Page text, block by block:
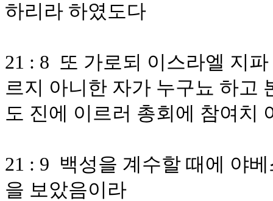
하리라 하였도다
21 : 8 또 가로되 이스라엘 지
르지 아니한 자가 누구뇨 하고
도 진에 이르러 총회에 참여치
21 : 9 백성을 계수할 때에 야
을 보았음이라